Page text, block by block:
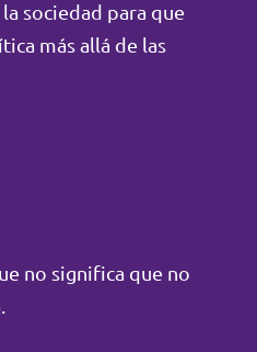
sociedad para que
más allá de las
no significa que no